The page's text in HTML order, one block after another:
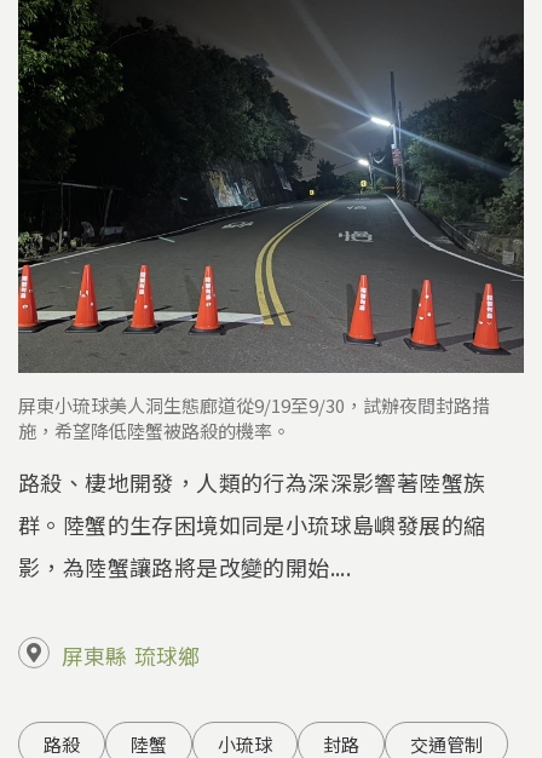
屏東小琉球美人洞生態廊道從9/19至9/30，試辦夜間封路措
施，希望降低陸蟹被路殺的機率。
路殺、棲地開發，人類的行為深深影響著陸蟹族
群。陸蟹的生存困境如同是小琉球島嶼發展的縮
影，為陸蟹讓路將是改變的開始....
屏東縣 琉球鄉
路殺 陸蟹 小琉球 封路 交通管制